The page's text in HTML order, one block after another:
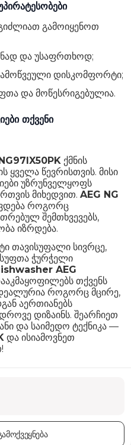
გამოიყენოთ
და უსაფრთხოდ;
დისკომფორტი;
და მოწესრიგებულია.
თქვენი
ქმნის
წევრისთვის. მისი
უზრუნველყოფს
მიხედვით. AEG NG
როგორც
შემთხვევებს,
იზრდება.
თავისუფალი სივრცე,
ჭურჭელი
AEG
თქვენს
როგორც მცირე,
აერთიანებს
დიზაინს. შეარჩიეთ
და საიმედო ტექნიკა —
და ისიამოვნეთ